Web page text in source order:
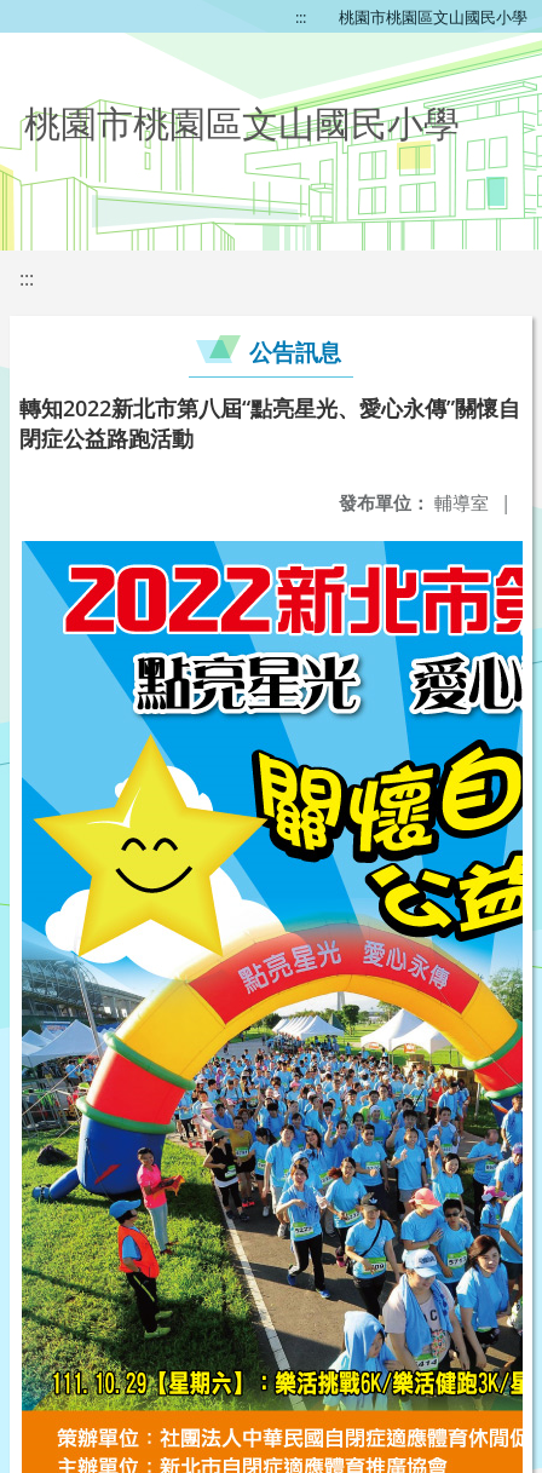
::: 桃園市桃園區文山國民小學
桃園市桃園區文山國民小學
:::
公告訊息
轉知2022新北市第八屆“點亮星光、愛心永傳”關懷自
閉症公益路跑活動
發布單位： 輔導室 |